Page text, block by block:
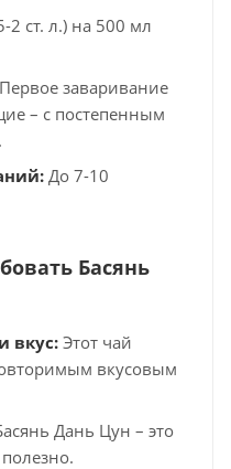
2 ст. л.) на 500 мл
Первое заваривание
– с постепенным
До 7-10
Басянь
вкус: Этот чай
вкусовым
Дань Цун – это